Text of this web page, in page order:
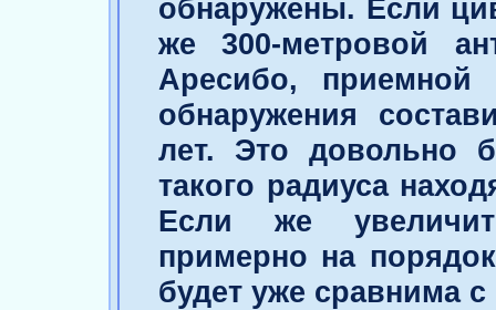
обнаружены. Если
же 300-метровой
Аресибо, приемной
обнаружения
лет. Это довольно
такого радиуса
Если же
примерно на
будет уже сравнима